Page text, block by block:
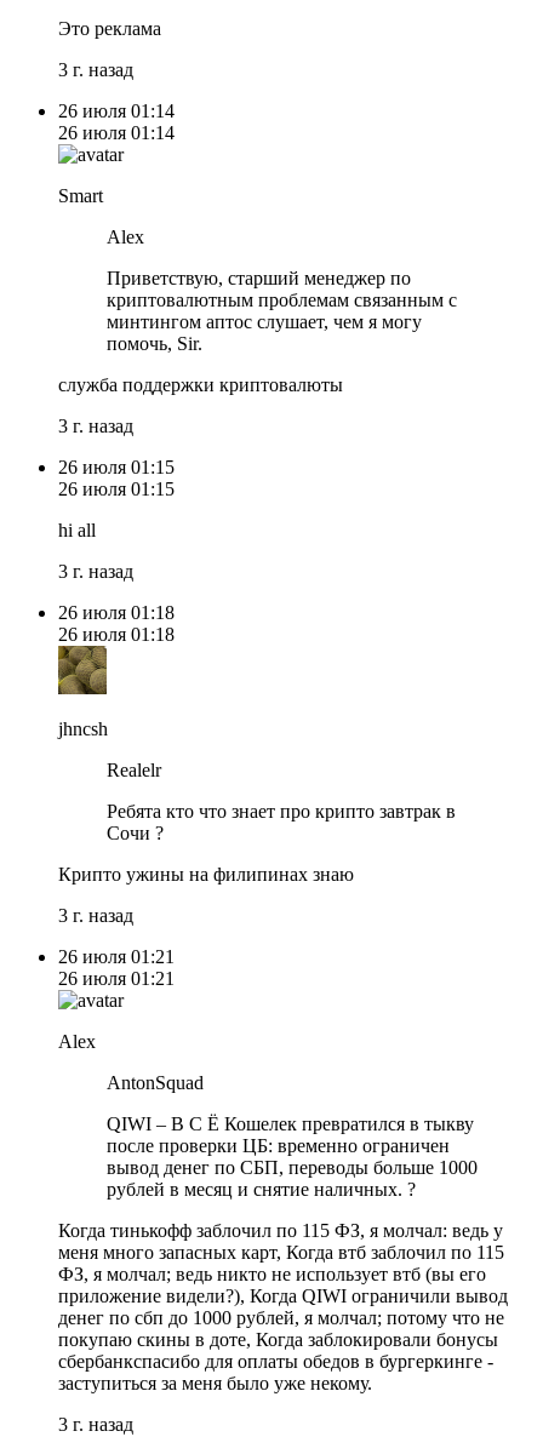
Это реклама
3 г. назад
26 июля 01:14
26 июля 01:14
Smart
Alex
Приветствую, старший менеджер по
криптовалютным проблемам связанным с
минтингом аптос слушает, чем я могу
помочь, Sir.
служба поддержки криптовалюты
3 г. назад
26 июля 01:15
26 июля 01:15
hi all
3 г. назад
26 июля 01:18
26 июля 01:18
jhncsh
Realelr
Ребята кто что знает про крипто завтрак в
Сочи ?
Крипто ужины на филипинах знаю
3 г. назад
26 июля 01:21
26 июля 01:21
Alex
AntonSquad
QIWI – В С Ё Кошелек превратился в тыкву
после проверки ЦБ: временно ограничен
вывод денег по СБП, переводы больше 1000
рублей в месяц и снятие наличных. ?
Когда тинькофф заблочил по 115 ФЗ, я молчал: ведь у
меня много запасных карт, Когда втб заблочил по 115
ФЗ, я молчал; ведь никто не использует втб (вы его
приложение видели?), Когда QIWI ограничили вывод
денег по сбп до 1000 рублей, я молчал; потому что не
покупаю скины в доте, Когда заблокировали бонусы
сбербанкспасибо для оплаты обедов в бургеркинге -
заступиться за меня было уже некому.
3 г. назад